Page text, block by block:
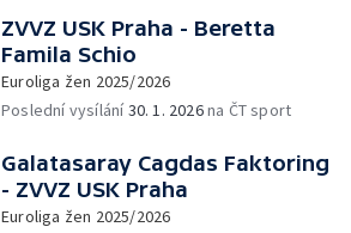
ZVVZ USK Praha - Beretta
Famila Schio
Euroliga žen 2025/2026
Poslední vysílání30. 1. 2026na ČT sport
Galatasaray Cagdas Faktoring
- ZVVZ USK Praha
Euroliga žen 2025/2026